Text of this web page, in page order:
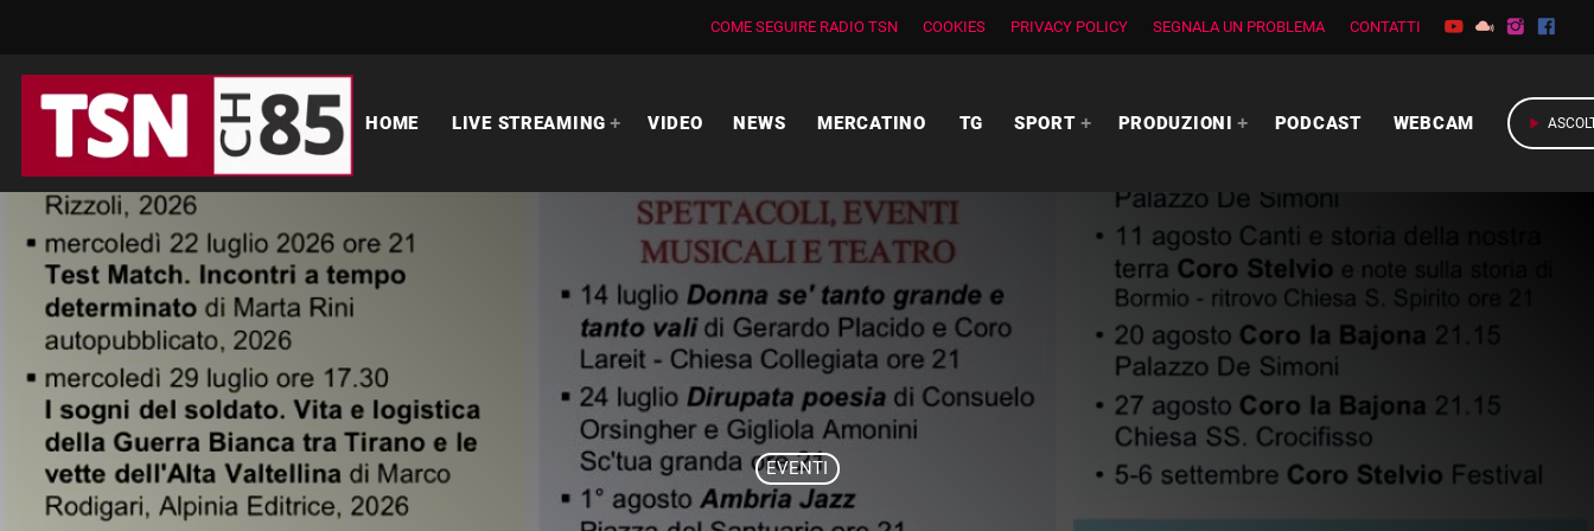
COME SEGUIRE RADIO TSN COOKIES PRIVACY POLICY SEGNALA UN PROBLEMA CONTATTI
HOME LIVE STREAMING VIDEO NEWS MERCATINO TG SPORT PRODUZIONI PODCAST WEBCAM play_arrow
EVENTI